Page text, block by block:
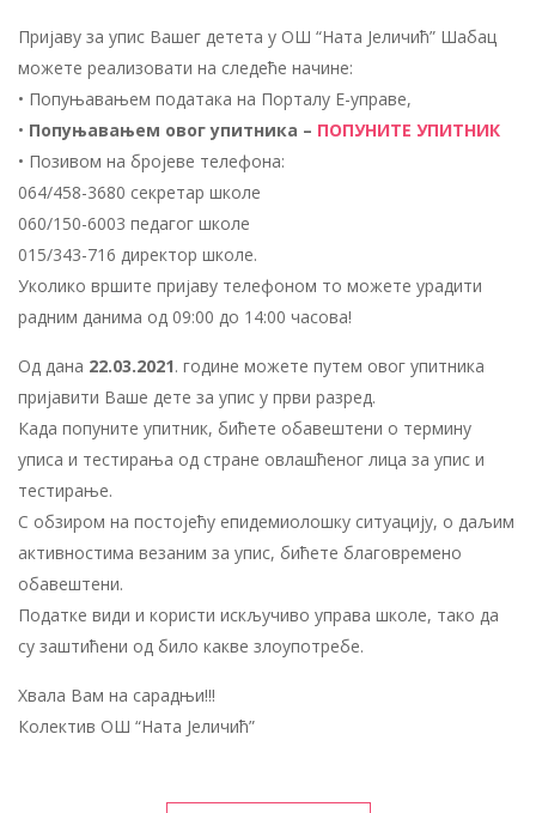
Пријаву за упис Вашег детета у ОШ “Ната Jеличић” Шабац
можете реализовати на следеће начине:
• Попуњавањем података на Порталу Е-управе,
• Попуњавањем овог упитника – ПОПУНИТЕ УПИТНИК
• Позивом на бројеве телефона:
064/458-3680 секретар школе
060/150-6003 педагог школе
015/343-716 директор школе.
Уколико вршите пријаву телефоном то можете урадити
радним данима од 09:00 до 14:00 часова!
Од дана 22.03.2021. године можете путем овог упитника
пријавити Ваше дете за упис у први разред.
Када попуните упитник, бићете обавештени о термину
уписа и тестирања од стране овлашћеног лица за упис и
тестирање.
С обзиром на постојећу епидемиолошку ситуацију, о даљим
активностима везаним за упис, бићете благовремено
обавештени.
Податке види и користи искључиво управа школе, тако да
су заштићени од било какве злоупотребе.
Хвала Вам на сарадњи!!!
Колектив ОШ “Ната Јеличић”